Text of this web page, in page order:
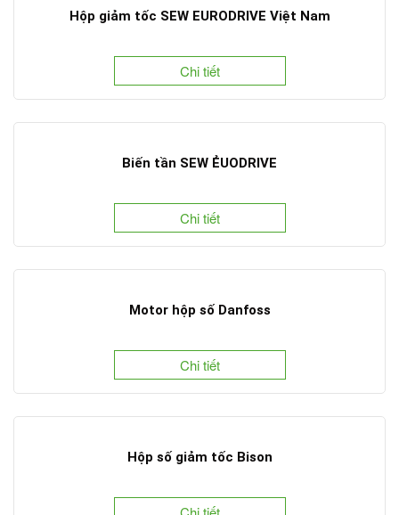
Hộp giảm tốc SEW EURODRIVE Việt Nam
Chi tiết
Biến tần SEW ẺUODRIVE
Chi tiết
Motor hộp số Danfoss
Chi tiết
Hộp số giảm tốc Bison